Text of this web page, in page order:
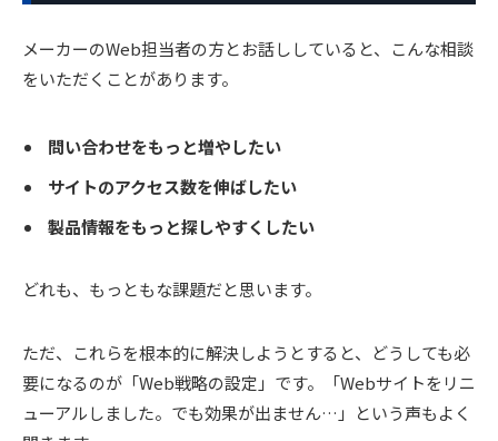
メーカーのWeb担当者の方とお話ししていると、こんな相談
をいただくことがあります。
問い合わせをもっと増やしたい
サイトのアクセス数を伸ばしたい
製品情報をもっと探しやすくしたい
どれも、もっともな課題だと思います。
ただ、これらを根本的に解決しようとすると、どうしても必
要になるのが「Web戦略の設定」です。「Webサイトをリニ
ューアルしました。でも効果が出ません…」という声もよく